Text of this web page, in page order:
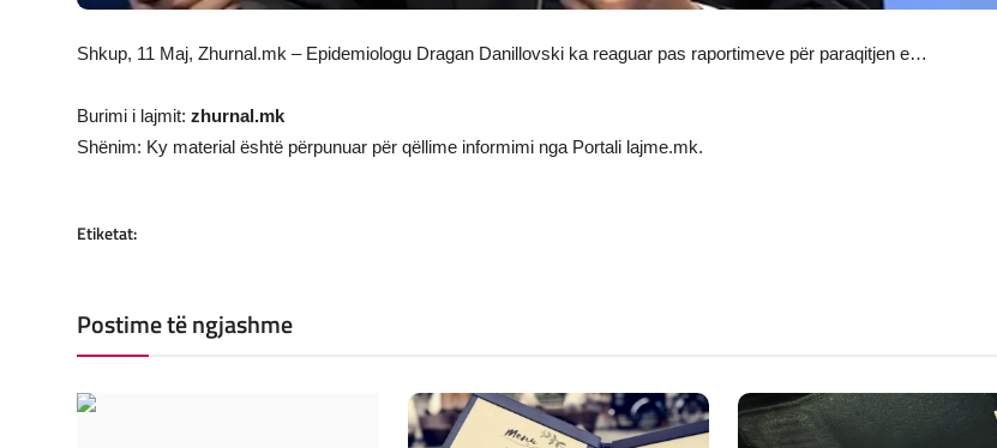
Shkup, 11 Maj, Zhurnal.mk – Epidemiologu Dragan Danillovski ka reaguar pas raportimeve për paraqitjen e…
Burimi i lajmit: zhurnal.mk
Shënim: Ky material është përpunuar për qëllime informimi nga Portali lajme.mk.
Etiketat:
Postime të ngjashme